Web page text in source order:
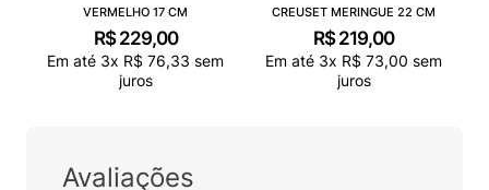
VERMELHO 17 CM
R$ 229,00
Em até 3x R$ 76,33 sem
juros
CREUSET MERINGUE 22 CM
R$ 219,00
Em até 3x R$ 73,00 sem
juros
Avaliações